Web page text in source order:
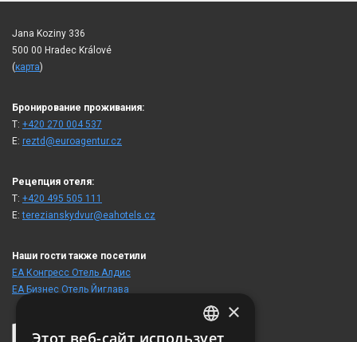
Jana Koziny 336
500 00 Hradec Králové
(карта)
Бронирование проживания:
T: +420 270 004 537
E: reztd@euroagentur.cz
Рецепция отеля:
T: +420 495 505 111
E:terezianskydvur@eahotels.cz
Наши гости также посетили
ЕА Конгресс Отель Алдис
ЕА Бизнес Отель Йиглава
×
Этот веб-сайт использует